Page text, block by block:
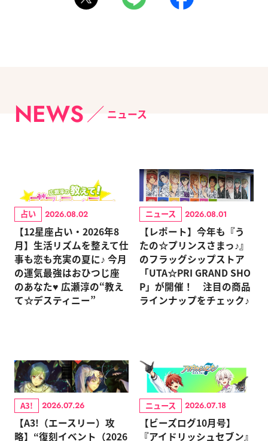
NEWS ニュース
占い 2026.08.02
【12星座占い・2026年8
月】生活リズムを整えて仕
事も恋も充実の夏に♪ 今月
の運気最強はおひつじ座
のあなた♥ 広瀬淳の“教え
て☆デスティニー”
ニュース 2026.08.01
【レポート】今年も『う
たの☆プリンスさまっ♪』
のフラッグシップストア
「UTA☆PRI GRAND SHO
P」が開催！ 注目の商品
ラインナップをチェック♪
A3! 2026.07.26
【A3!（エースリー）攻
略】“復刻イベント（2026
ニュース 2026.07.18
【ビーズログ10月号】
『アイドリッシュセブン』